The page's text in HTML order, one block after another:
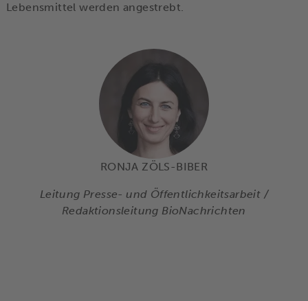
Lebensmittel werden angestrebt.
RONJA ZÖLS-BIBER
Leitung Presse- und Öffentlichkeitsarbeit /
Redaktionsleitung BioNachrichten